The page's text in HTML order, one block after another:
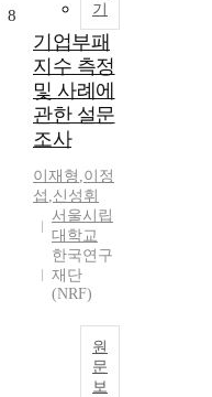
기
8
기업부패
지수 측정
및 사례에
관한 설문
조사
이재형 ,이정
섭 ,신성휘
서울시립
대학교
한국연구
재단
(NRF)
원
문
보